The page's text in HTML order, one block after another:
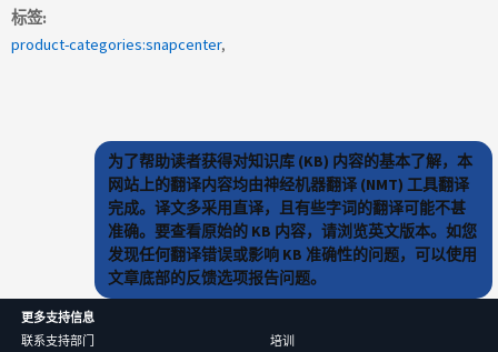
标签
product-categories:snapcenter
为了帮助读者获得对知识库 (KB) 内容的基本了解，本
网站上的翻译内容均由神经机器翻译 (NMT) 工具翻译
完成。译文多采用直译，且有些字词的翻译可能不甚
准确。要查看原始的 KB 内容，请浏览英文版本。如您
发现任何翻译错误或影响 KB 准确性的问题，可以使用
文章底部的反馈选项报告问题。
更多支持信息
联系支持部门
培训